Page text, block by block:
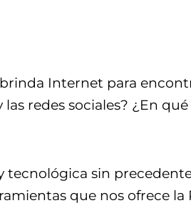
Internet para
redes sociales? ¿En
sin
que nos ofrece la